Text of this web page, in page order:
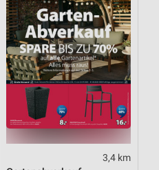
3,4 km